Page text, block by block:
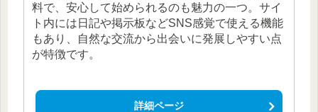
料で、安心して始められるのも魅力の一つ。サイ
ト内には日記や掲示板などSNS感覚で使える機能
もあり、自然な交流から出会いに発展しやすい点
が特徴です。
詳細ページ